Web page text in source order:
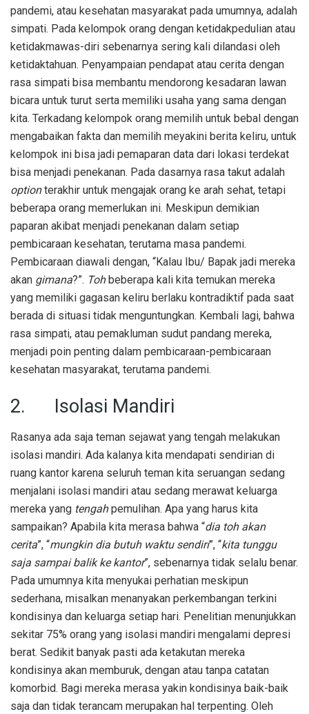
pandemi, atau kesehatan masyarakat pada umumnya, adalah
simpati. Pada kelompok orang dengan ketidakpedulian atau
ketidakmawas-diri sebenarnya sering kali dilandasi oleh
ketidaktahuan. Penyampaian pendapat atau cerita dengan
rasa simpati bisa membantu mendorong kesadaran lawan
bicara untuk turut serta memiliki usaha yang sama dengan
kita. Terkadang kelompok orang memilih untuk bebal dengan
mengabaikan fakta dan memilih meyakini berita keliru, untuk
kelompok ini bisa jadi pemaparan data dari lokasi terdekat
bisa menjadi penekanan. Pada dasarnya rasa takut adalah
optionterakhir untuk mengajak orang ke arah sehat, tetapi
beberapa orang memerlukan ini. Meskipun demikian
paparan akibat menjadi penekanan dalam setiap
pembicaraan kesehatan, terutama masa pandemi.
Pembicaraan diawali dengan, “Kalau Ibu/ Bapak jadi mereka
akan gimana?”. Tohbeberapa kali kita temukan mereka
yang memiliki gagasan keliru berlaku kontradiktif pada saat
berada di situasi tidak menguntungkan. Kembali lagi, bahwa
rasa simpati, atau pemakluman sudut pandang mereka,
menjadi poin penting dalam pembicaraan-pembicaraan
kesehatan masyarakat, terutama pandemi.
2. Isolasi Mandiri
Rasanya ada saja teman sejawat yang tengah melakukan
isolasi mandiri. Ada kalanya kita mendapati sendirian di
ruang kantor karena seluruh teman kita seruangan sedang
menjalani isolasi mandiri atau sedang merawat keluarga
mereka yang tengahpemulihan. Apa yang harus kita
sampaikan? Apabila kita merasa bahwa “dia toh akan
cerita”, “mungkin dia butuh waktu sendiri”, “kita tunggu
saja sampai balik ke kantor”, sebenarnya tidak selalu benar.
Pada umumnya kita menyukai perhatian meskipun
sederhana, misalkan menanyakan perkembangan terkini
kondisinya dan keluarga setiap hari. Penelitian menunjukkan
sekitar 75% orang yang isolasi mandiri mengalami depresi
berat. Sedikit banyak pasti ada ketakutan mereka
kondisinya akan memburuk, dengan atau tanpa catatan
komorbid. Bagi mereka merasa yakin kondisinya baik-baik
saja dan tidak terancam merupakan hal terpenting. Oleh